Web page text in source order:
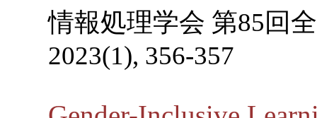
情報処理学会 第85回
2023(1), 356-357